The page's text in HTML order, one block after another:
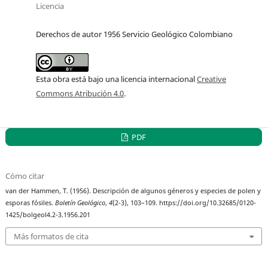
Licencia
Derechos de autor 1956 Servicio Geológico Colombiano
Esta obra está bajo una licencia internacionalCreative
Commons Atribución 4.0.
PDF
Cómo citar
van der Hammen, T. (1956). Descripción de algunos géneros y especies de polen y
esporas fósiles.Boletín Geológico,4(2-3), 103–109. https://doi.org/10.32685/0120-
1425/bolgeol4.2-3.1956.201
Más formatos de cita